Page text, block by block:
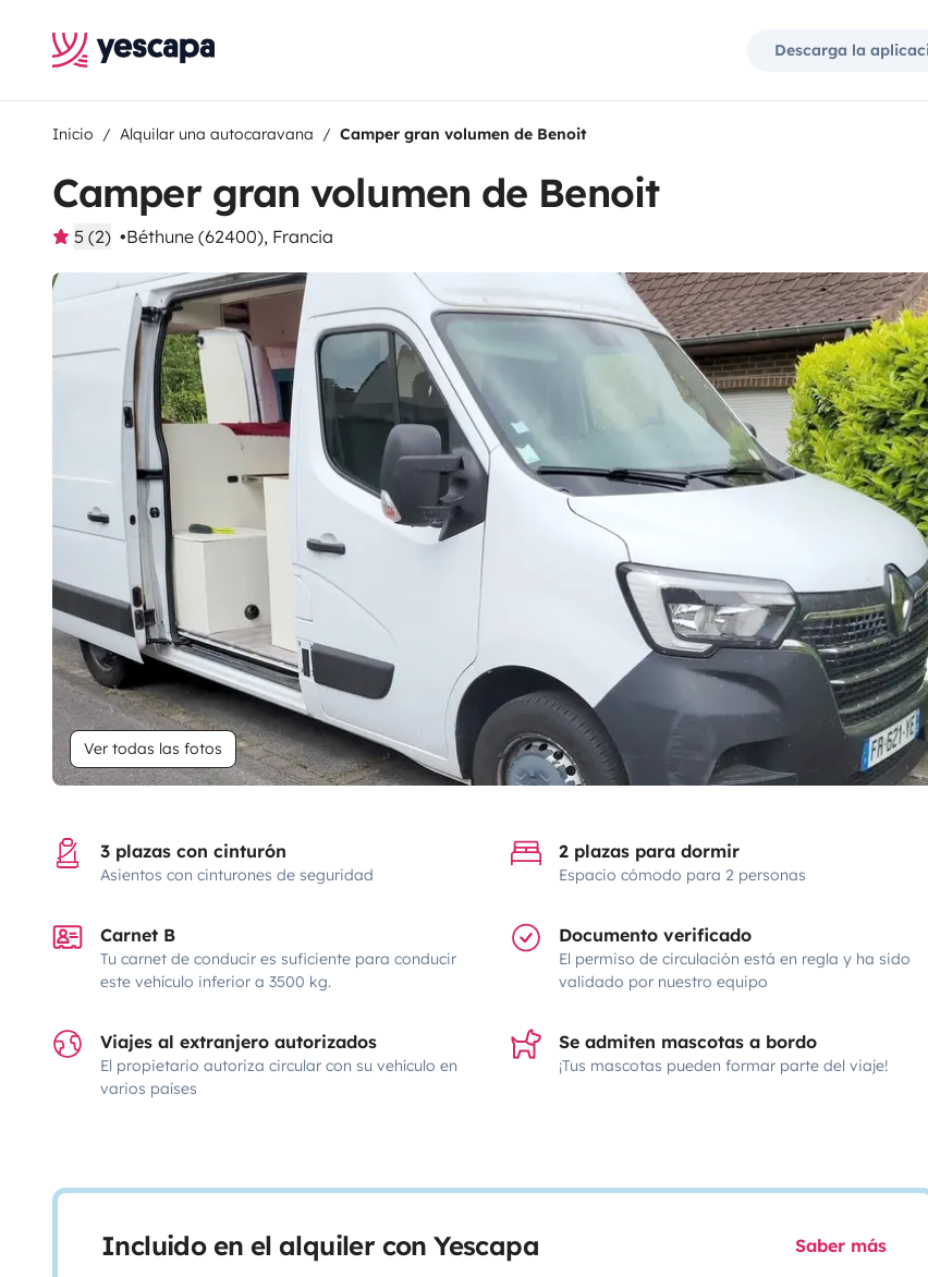
Descarga la
Inicio Alquilar una autocaravana Camper gran volumen de Benoit
Camper gran volumen de Benoit
5 (2) Béthune (62400), Francia
Ver todas las fotos
3 plazas con cinturón
Asientos con cinturones de seguridad
2 plazas para dormir
Espacio cómodo para 2 personas
Carnet B
Tu carnet de conducir es suficiente para conducir
este vehículo inferior a 3500 kg.
Documento verificado
El permiso de circulación está en regla y ha sido
validado por nuestro equipo
Viajes al extranjero autorizados
El propietario autoriza circular con su vehículo en
varios países
Se admiten mascotas a bordo
¡Tus mascotas pueden formar parte del viaje!
Incluido en el alquiler con Yescapa Saber más